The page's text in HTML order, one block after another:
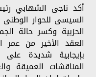
أكد ناجى الشهابي
السيسى للحوار الوطنى
الحزبية وكسر حالة
العقد الأخير من
بإيجابية شديدة على
المناقشات العميقة